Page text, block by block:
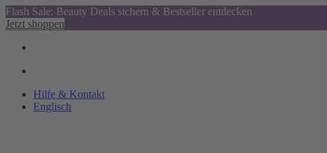
Flash Sale: Beauty Deals sichern & Bestseller entdecken
Jetzt shoppen
Hilfe & Kontakt
Englisch